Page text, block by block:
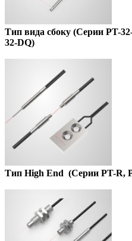
Тип вида сбоку (Серии PT-
32-DQ)
Тип High End (Серии PT-R,